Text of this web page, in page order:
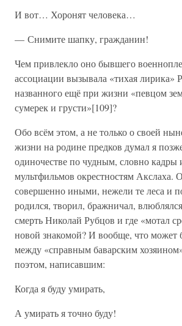
И вот… Хоронят человека…
— Снимите шапку, гражданин!
Чем привлекло оно бывшего
ассоциации вызывала «тихая лирика»
названного ещё при жизни «певцом
сумерек и грусти»[109]?
Обо всём этом, а не только о своей
жизни на родине предков думал я
одиночестве по чудным, словно кадры
мультфильмов окрестностям Акслаха.
совершенно иными, нежели те леса и
родился, творил, бражничал,
смерть Николай Рубцов и где «мотал
новой знакомой? И вообще, что может
между «справным баварским
поэтом, написавшим:
Когда я буду умирать,
А умирать я точно буду!